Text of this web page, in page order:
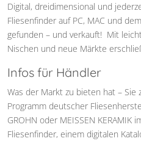
Digital, dreidimensional und
Fliesenfinder auf PC, MAC und
gefunden – und verkauft! Mit
Nischen und neue Märkte
Infos für Händler
Was der Markt zu bieten hat – Sie
Programm deutscher
GROHN oder MEISSEN KERAMIK
Fliesenfinder, einem digitalen